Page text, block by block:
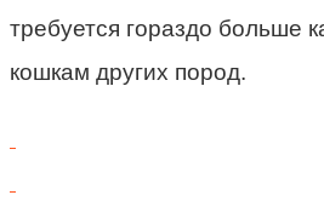
требуется гораздо больше
кошкам других пород.